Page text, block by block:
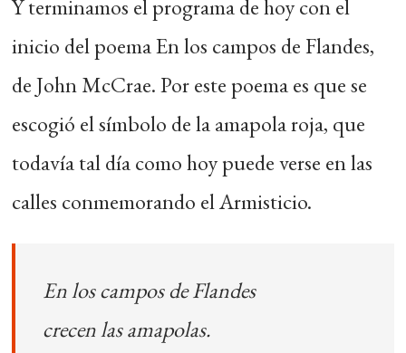
Y terminamos el programa de hoy con el
inicio del poema En los campos de Flandes,
de John McCrae. Por este poema es que se
escogió el símbolo de la amapola roja, que
todavía tal día como hoy puede verse en las
calles conmemorando el Armisticio.
En los campos de Flandes
crecen las amapolas.